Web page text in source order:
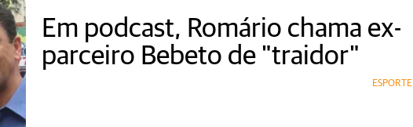
Em podcast, Romário chama ex-
parceiro Bebeto de "traidor"
ESPORTE